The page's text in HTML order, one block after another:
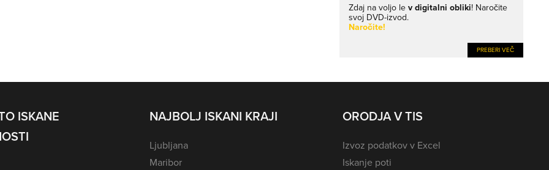
Zdaj na voljo lev digitalni obliki! Naročite
svoj DVD-izvod.
Naročite!
PREBERI VEČ
ISKANE
NAJBOLJ ISKANI KRAJI
Ljubljana
Maribor
ORODJA V TIS
Izvoz podatkov v Excel
Iskanje poti